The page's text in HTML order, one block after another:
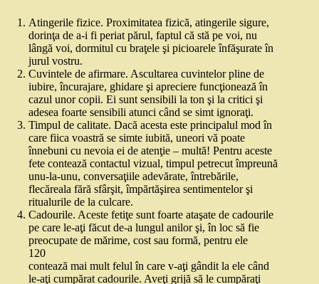
Atingerile fizice. Proximitatea fizică, atingerile sigure,
dorinţa de a‑i fi periat părul, faptul că stă pe voi, nu
lângă voi, dormitul cu braţele şi picioarele înfăşurate în
jurul vostru.
Cuvintele de afirmare. Ascultarea cuvintelor pline de
iubire, încurajare, ghidare şi apreciere funcţionează în
cazul unor copii. Ei sunt sensibili la ton şi la critici şi
adesea foarte sensibili atunci când se simt ignoraţi.
Timpul de calitate. Dacă acesta este principalul mod în
care fiica voastră se simte iubită, uneori vă poate
înnebuni cu nevoia ei de atenţie – multă! Pentru aceste
fete contează contactul vizual, timpul petrecut împreună
unu‑la‑unu, conversaţiile adevărate, întrebările,
flecăreala fără sfârşit, împărtăşirea sentimentelor şi
ritualurile de la culcare.
Cadourile. Aceste fetiţe sunt foarte ataşate de cadourile
pe care le‑aţi făcut de‑a lungul anilor şi, în loc să fie
preocupate de mărime, cost sau formă, pentru ele
120
contează mai mult felul în care v‑aţi gândit la ele când
le‑aţi cumpărat cadourile. Aveţi grijă să le cumpăraţi